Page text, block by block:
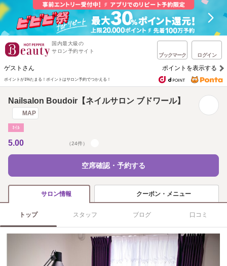
国内最大級の
サロン予約サイト
ブックマーク ログイン
ゲストさん ポイントを表示する
ポイントが1%たまる！ ポイントはサロン予約でつかえる！
Nailsalon Boudoir【ネイルサロン ブドワール】
MAP
ﾈｲﾙ
5.00 （24件）
空席確認・予約する
サロン情報 クーポン・メニュー
トップ スタッフ ブログ 口コミ